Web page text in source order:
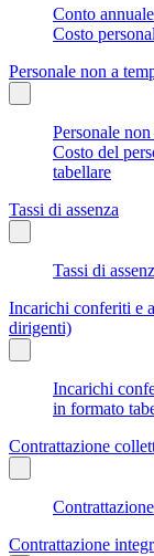
Conto
Costo
Personale non a
Personale
Costo del
tabellare
Tassi di assenza
Tassi di
Incarichi conferiti e
dirigenti)
Incarichi
in formato
Contrattazione
Contrattazione